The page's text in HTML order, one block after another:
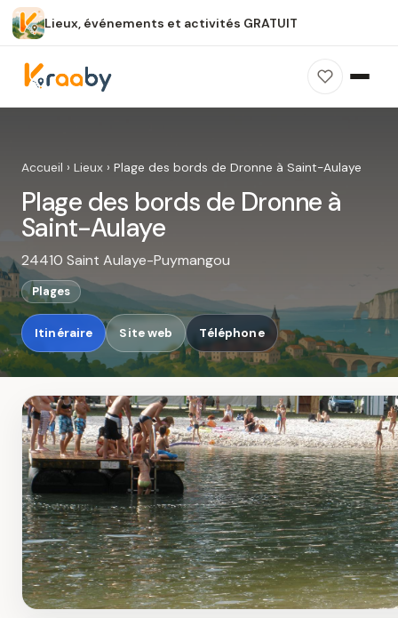
Lieux, événements et activités GRATUIT
Photos, avis, carte et accès : découvrez ce
spot dans Kraaby.
Ouvrir dans Kraaby
Accueil › Lieux › Plage des bords de Dronne à Saint-Aulaye
Plage des bords de Dronne à
Saint-Aulaye
24410 Saint Aulaye-Puymangou
Plages
Itinéraire Site web Téléphone